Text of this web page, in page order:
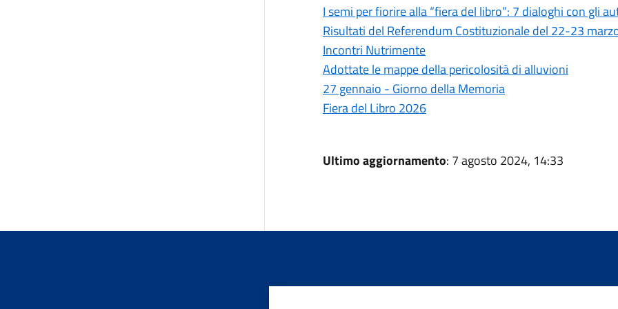
I semi per fiorire alla “fiera del libro”: 7 dialoghi con gli
Risultati del Referendum Costituzionale del 22-23
Incontri Nutrimente
Adottate le mappe della pericolosità di alluvioni
27 gennaio - Giorno della Memoria
Fiera del Libro 2026
Ultimo aggiornamento: 7 agosto 2024, 14:33